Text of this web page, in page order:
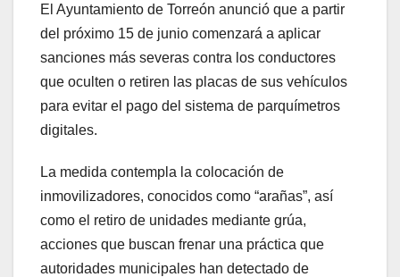
El Ayuntamiento de Torreón anunció que a partir
del próximo 15 de junio comenzará a aplicar
sanciones más severas contra los conductores
que oculten o retiren las placas de sus vehículos
para evitar el pago del sistema de parquímetros
digitales.
La medida contempla la colocación de
inmovilizadores, conocidos como “arañas”, así
como el retiro de unidades mediante grúa,
acciones que buscan frenar una práctica que
autoridades municipales han detectado de